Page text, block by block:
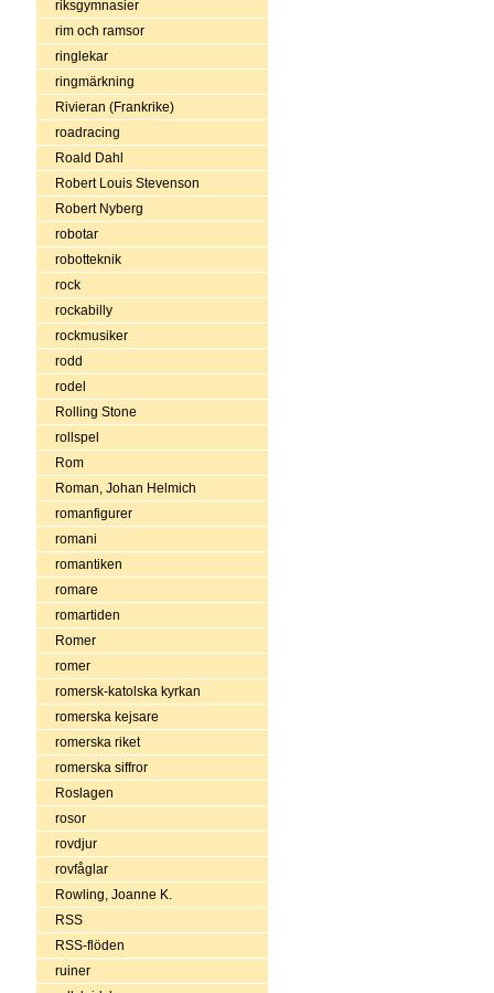
riksgymnasier
rim och ramsor
ringlekar
ringmärkning
Rivieran (Frankrike)
roadracing
Roald Dahl
Robert Louis Stevenson
Robert Nyberg
robotar
robotteknik
rock
rockabilly
rockmusiker
rodd
rodel
Rolling Stone
rollspel
Rom
Roman, Johan Helmich
romanfigurer
romani
romantiken
romare
romartiden
Romer
romer
romersk-katolska kyrkan
romerska kejsare
romerska riket
romerska siffror
Roslagen
rosor
rovdjur
rovfåglar
Rowling, Joanne K.
RSS
RSS-flöden
ruiner